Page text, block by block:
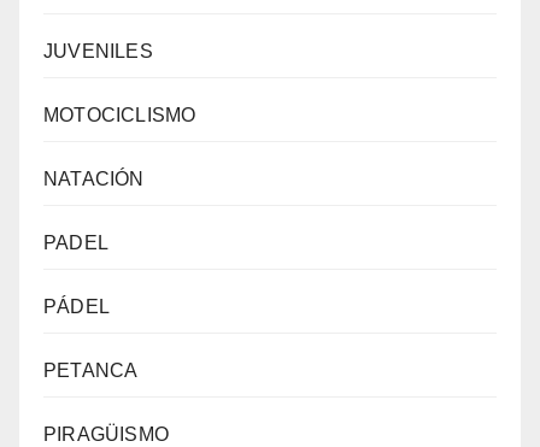
JUVENILES
MOTOCICLISMO
NATACIÓN
PADEL
PÁDEL
PETANCA
PIRAGÜISMO